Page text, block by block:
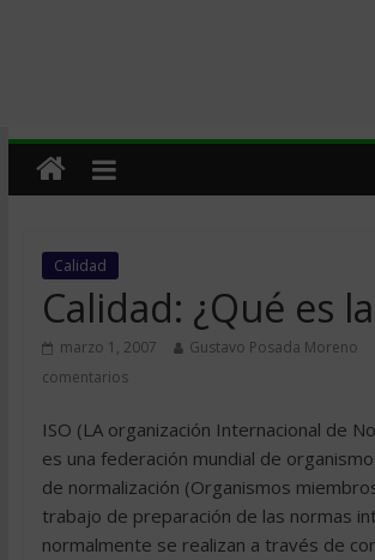
Calidad
Calidad: ¿Qué es
marzo 1, 2007 Gustavo Posada Moreno
comentarios
ISO (LA organización Internacional de
es una federación mundial de
de normalización (Organismos
trabajo de preparación de las normas
normalmente se realizan a través de